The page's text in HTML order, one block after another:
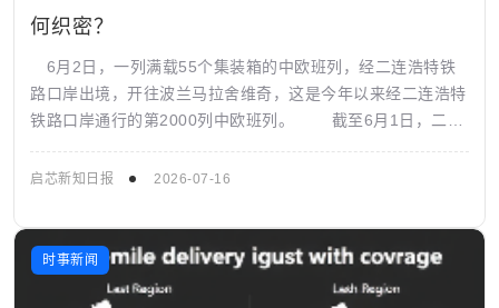
何织密？
6月2日，一列满载55个集装箱的中欧班列，经二连浩特铁
路口岸出境，开往波兰马拉舍维奇，这是今年以来经二连浩特
铁路口岸通行的第2000列中欧班列。 截至6月1日，二连
启芯新知日报 2026-07-16
时事新闻